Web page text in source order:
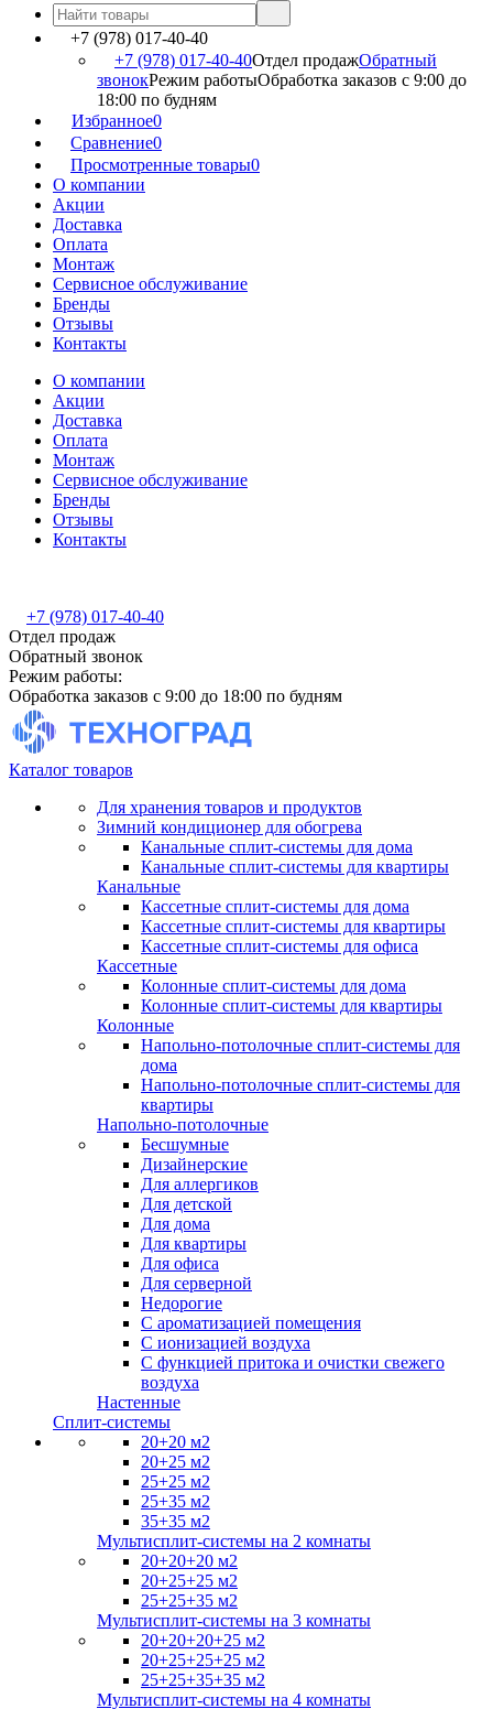
+7 (978) 017-40-40
+7 (978) 017-40-40Отдел продажОбратный
звонокРежим работыОбработка заказов с 9:00 до
18:00 по будням
Избранное0
Сравнение0
Просмотренные товары0
О компании
Акции
Доставка
Оплата
Монтаж
Сервисное обслуживание
Бренды
Отзывы
Контакты
О компании
Акции
Доставка
Оплата
Монтаж
Сервисное обслуживание
Бренды
Отзывы
Контакты
+7 (978) 017-40-40
Отдел продаж
Обратный звонок
Режим работы:
Обработка заказов с 9:00 до 18:00 по будням
Каталог товаров
Для хранения товаров и продуктов
Зимний кондиционер для обогрева
Канальные сплит-системы для дома
Канальные сплит-системы для квартиры
Канальные
Кассетные сплит-системы для дома
Кассетные сплит-системы для квартиры
Кассетные сплит-системы для офиса
Кассетные
Колонные сплит-системы для дома
Колонные сплит-системы для квартиры
Колонные
Напольно-потолочные сплит-системы для
дома
Напольно-потолочные сплит-системы для
квартиры
Напольно-потолочные
Бесшумные
Дизайнерские
Для аллергиков
Для детской
Для дома
Для квартиры
Для офиса
Для серверной
Недорогие
С ароматизацией помещения
С ионизацией воздуха
С функцией притока и очистки свежего
воздуха
Настенные
Сплит-системы
20+20 м2
20+25 м2
25+25 м2
25+35 м2
35+35 м2
Мультисплит-системы на 2 комнаты
20+20+20 м2
20+25+25 м2
25+25+35 м2
Мультисплит-системы на 3 комнаты
20+20+20+25 м2
20+25+25+25 м2
25+25+35+35 м2
Мультисплит-системы на 4 комнаты